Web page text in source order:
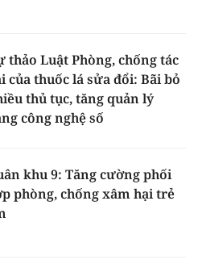
thảo Luật Phòng, chống tác
của thuốc lá sửa đổi: Bãi bỏ
thủ tục, tăng quản lý
công nghệ số
khu 9: Tăng cường phối
phòng, chống xâm hại trẻ